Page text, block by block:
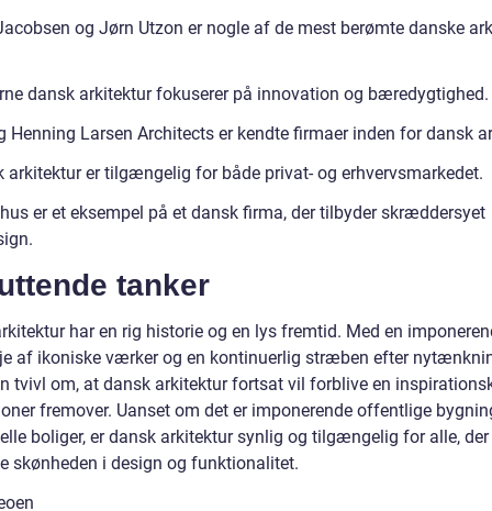
og Jørn Utzon er nogle af de mest berømte danske
dansk arkitektur fokuserer på innovation og bæredygtighed.
Henning Larsen Architects er kendte firmaer inden for dansk
arkitektur er tilgængelig for både privat- og erhvervsmarkedet.
er et eksempel på et dansk firma, der tilbyder skræddersyet
tanker
har en rig historie og en lys fremtid. Med en
af ikoniske værker og en kontinuerlig stræben efter
tvivl om, at dansk arkitektur fortsat vil forblive en
fremover. Uanset om det er imponerende offentlige
boliger, er dansk arkitektur synlig og tilgængelig for alle, der
skønheden i design og funktionalitet.